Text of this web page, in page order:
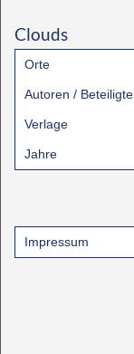
Clouds
Orte
Autoren / Beteiligte
Verlage
Jahre
Impressum